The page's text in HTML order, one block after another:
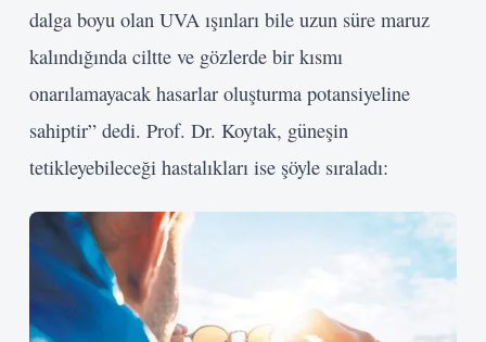
dalga boyu olan UVA ışınları bile uzun süre maruz
kalındığında ciltte ve gözlerde bir kısmı
onarılamayacak hasarlar oluşturma potansiyeline
sahiptir” dedi. Prof. Dr. Koytak, güneşin
tetikleyebileceği hastalıkları ise şöyle sıraladı: